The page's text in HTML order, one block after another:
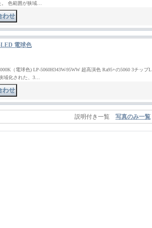
。 色範囲が狭域…
電球色
（電球色) LP-5060H343W-95WW 超高演色 Ra95+の5060 3チップL
域化された、3…
説明付き一覧 写真のみ一覧